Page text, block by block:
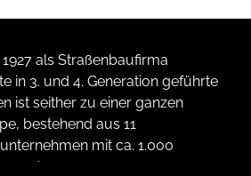
als Straßenbaufirma
in 3. und 4. Generation geführte
ist seither zu einer ganzen
bestehend aus 11
mit ca. 1.000